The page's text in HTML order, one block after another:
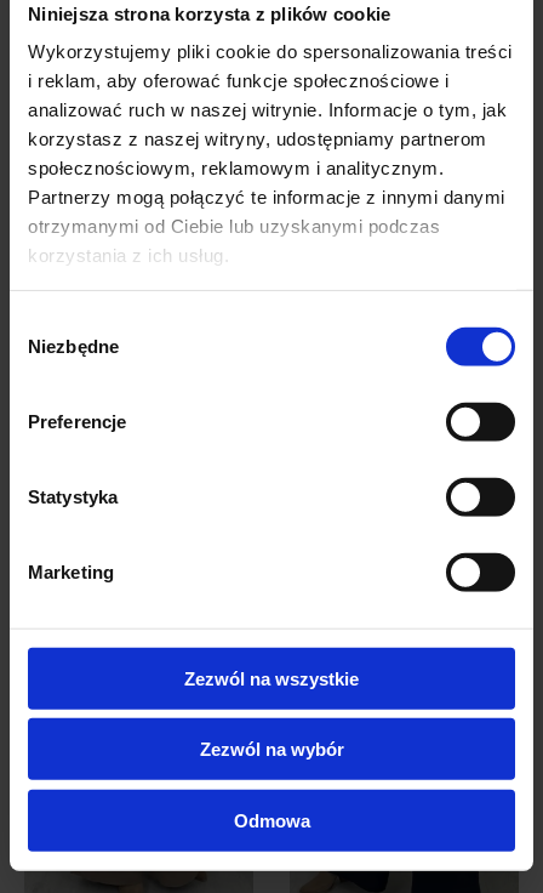
Niniejsza strona korzysta z plików cookie
Wykorzystujemy pliki cookie do spersonalizowania treści
i reklam, aby oferować funkcje społecznościowe i
analizować ruch w naszej witrynie. Informacje o tym, jak
korzystasz z naszej witryny, udostępniamy partnerom
społecznościowym, reklamowym i analitycznym.
Partnerzy mogą połączyć te informacje z innymi danymi
otrzymanymi od Ciebie lub uzyskanymi podczas
korzystania z ich usług.
zgody
Niezbędne
Preferencje
Statystyka
Marketing
Zezwól na wszystkie
Zezwól na wybór
Odmowa
KOMPLET EMMA SPODNIE
+BLUZKA błękitny w kwiaty
119,00
UNI-PASUJE-OD-3XL-DO-5XL
+BLUZKA fuksja w kwiaty
zł
UNI-PASUJE-OD-3XL-DO-5XL